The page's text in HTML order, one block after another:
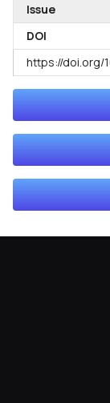
Issue
DOI
https://doi.org/